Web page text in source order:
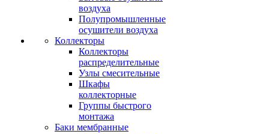
воздуха
Полупромышленные
осушители воздуха
Коллекторы
Коллекторы
распределительные
Узлы смесительные
Шкафы
коллекторные
Группы быстрого
монтажа
Баки мембранные